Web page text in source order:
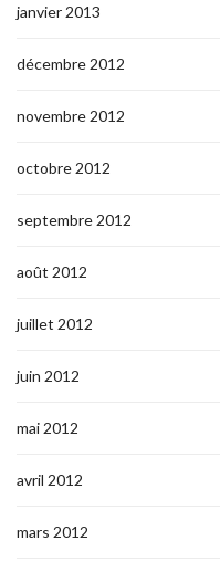
janvier 2013
décembre 2012
novembre 2012
octobre 2012
septembre 2012
août 2012
juillet 2012
juin 2012
mai 2012
avril 2012
mars 2012